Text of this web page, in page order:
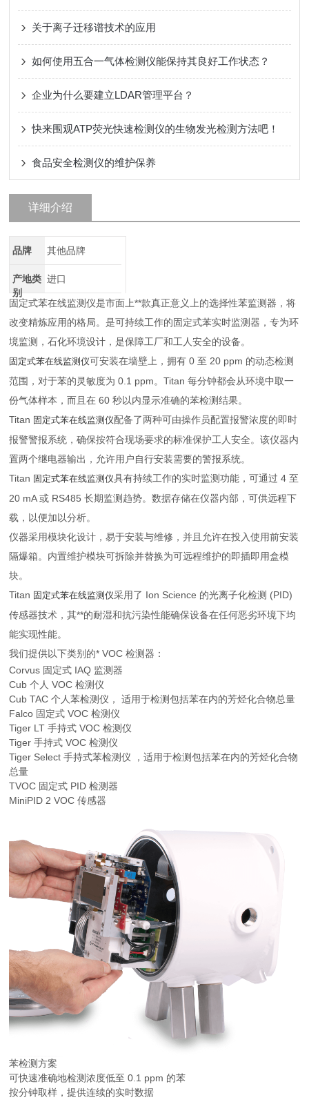
关于离子迁移谱技术的应用
如何使用五合一气体检测仪能保持其良好工作状态？
企业为什么要建立LDAR管理平台？
快来围观ATP荧光快速检测仪的生物发光检测方法吧！
食品安全检测仪的维护保养
详细介绍
品牌 其他品牌
产地类
别
进口
固定式苯在线监测仪是市面上**款真正意义上的选择性苯监测器，将
改变精炼应用的格局。是可持续工作的固定式苯实时监测器，专为环
境监测，石化环境设计，是保障工厂和工人安全的设备。
固定式苯在线监测仪可安装在墙壁上，拥有 0 至 20 ppm 的动态检测
范围，对于苯的灵敏度为 0.1 ppm。Titan 每分钟都会从环境中取一
份气体样本，而且在 60 秒以内显示准确的苯检测结果。
Titan 固定式苯在线监测仪配备了两种可由操作员配置报警浓度的即时
报警警报系统，确保按符合现场要求的标准保护工人安全。该仪器内
置两个继电器输出，允许用户自行安装需要的警报系统。
Titan 固定式苯在线监测仪具有持续工作的实时监测功能，可通过 4 至
20 mA 或 RS485 长期监测趋势。数据存储在仪器内部，可供远程下
载，以便加以分析。
仪器采用模块化设计，易于安装与维修，并且允许在投入使用前安装
隔爆箱。内置维护模块可拆除并替换为可远程维护的即插即用盒模
块。
Titan 固定式苯在线监测仪采用了 Ion Science 的光离子化检测 (PID)
传感器技术，其**的耐湿和抗污染性能确保设备在任何恶劣环境下均
能实现性能。
我们提供以下类别的* VOC 检测器：
Corvus 固定式 IAQ 监测器
Cub 个人 VOC 检测仪
Cub TAC 个人苯检测仪， 适用于检测包括苯在内的芳烃化合物总量
Falco 固定式 VOC 检测仪
Tiger LT 手持式 VOC 检测仪
Tiger 手持式 VOC 检测仪
Tiger Select 手持式苯检测仪 ，适用于检测包括苯在内的芳烃化合物
总量
TVOC 固定式 PID 检测器
MiniPID 2 VOC 传感器
苯检测方案
可快速准确地检测浓度低至 0.1 ppm 的苯
按分钟取样，提供连续的实时数据